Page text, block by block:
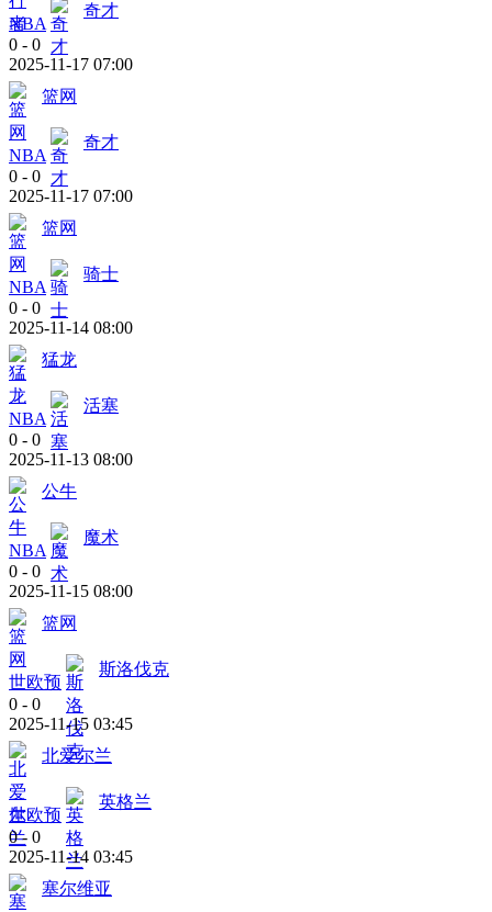
NBA
奇才
0 - 0
2025-11-17 07:00
篮网
NBA
奇才
0 - 0
2025-11-17 07:00
篮网
NBA
骑士
0 - 0
2025-11-14 08:00
猛龙
NBA
活塞
0 - 0
2025-11-13 08:00
公牛
NBA
魔术
0 - 0
2025-11-15 08:00
篮网
世欧预
斯洛伐克
0 - 0
2025-11-15 03:45
北爱尔兰
世欧预
英格兰
0 - 0
2025-11-14 03:45
塞尔维亚